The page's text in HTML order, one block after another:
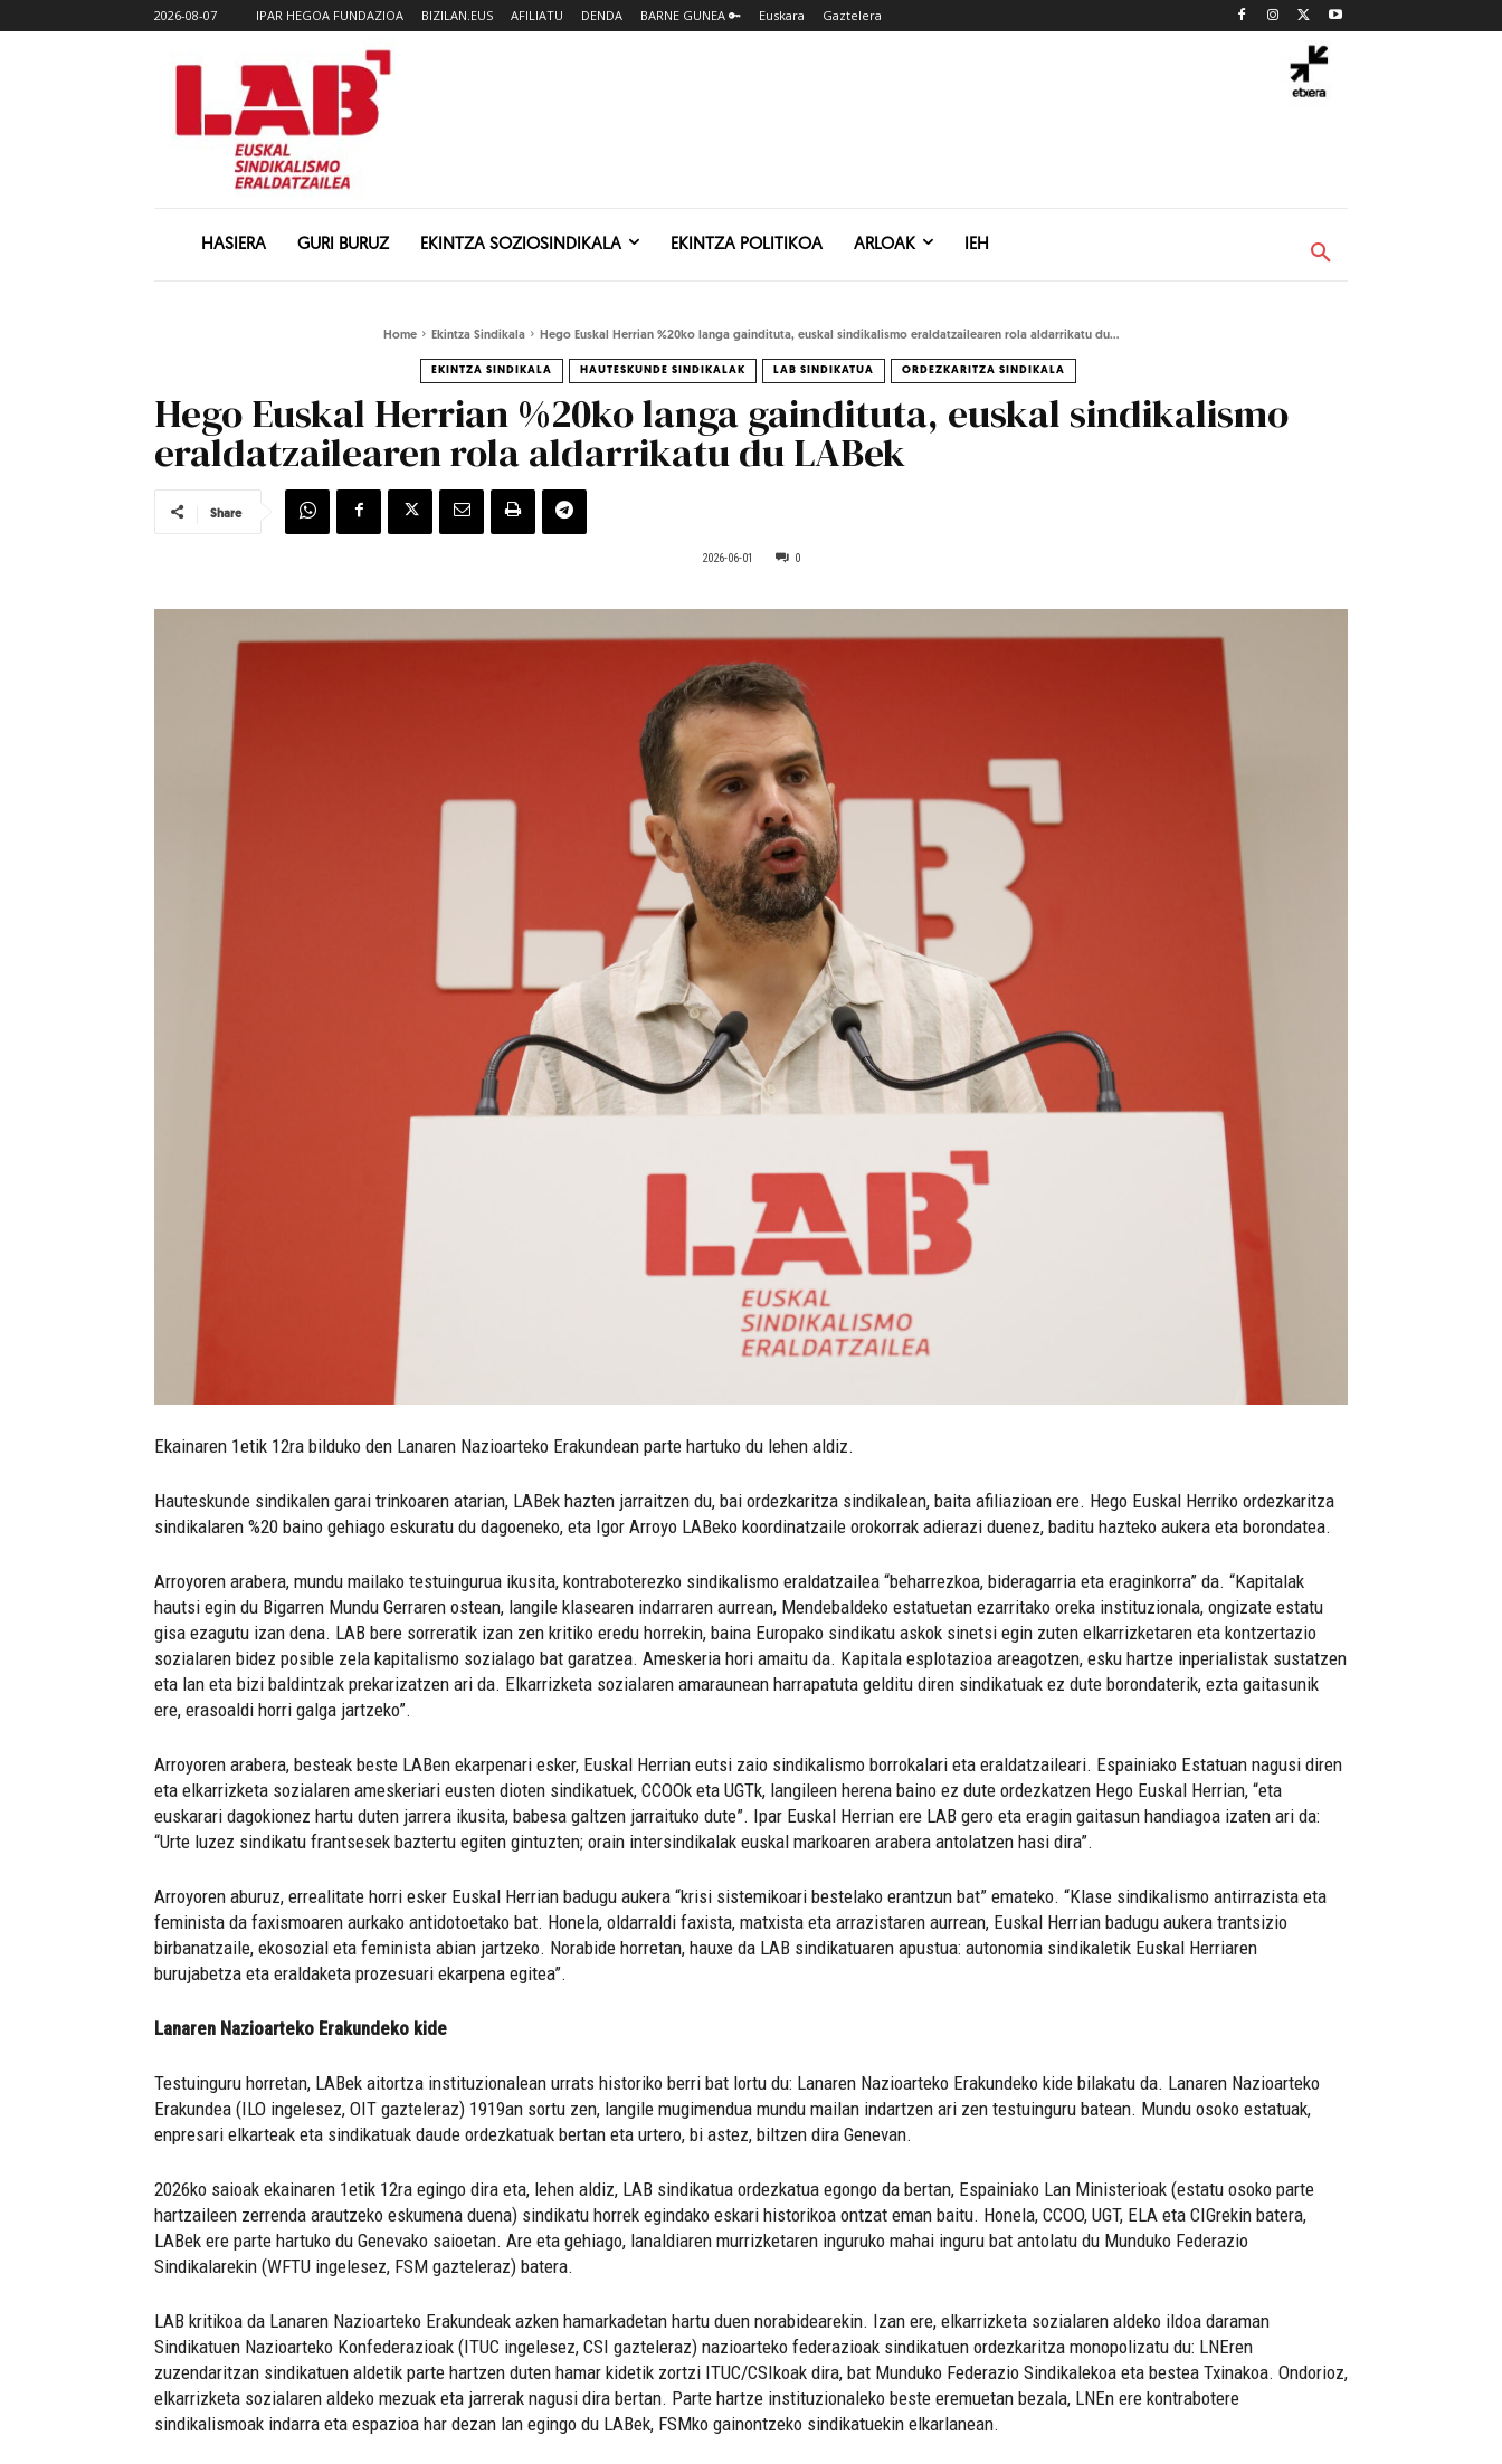
2026-08-07 IPAR HEGOA FUNDAZIOA BIZILAN.EUS AFILIATU DENDA BARNE GUNEA 🔑 Euskara Gaztelera
HASIERA GURI BURUZ EKINTZA SOZIOSINDIKALA EKINTZA POLITIKOA ARLOAK IEH
Home Ekintza Sindikala Hego Euskal Herrian %20ko langa gaindituta, euskal sindikalismo eraldatzailearen rola aldarrikatu du...
EKINTZA SINDIKALA HAUTESKUNDE SINDIKALAK LAB SINDIKATUA ORDEZKARITZA SINDIKALA
Hego Euskal Herrian %20ko langa gaindituta, euskal sindikalismo
eraldatzailearen rola aldarrikatu du LABek
Share
2026-06-01 0
Ekainaren 1etik 12ra bilduko den Lanaren Nazioarteko Erakundean parte hartuko du lehen aldiz.
Hauteskunde sindikalen garai trinkoaren atarian, LABek hazten jarraitzen du, bai ordezkaritza sindikalean, baita afiliazioan ere. Hego Euskal Herriko ordezkaritza
sindikalaren %20 baino gehiago eskuratu du dagoeneko, eta Igor Arroyo LABeko koordinatzaile orokorrak adierazi duenez, baditu hazteko aukera eta borondatea.
Arroyoren arabera, mundu mailako testuingurua ikusita, kontraboterezko sindikalismo eraldatzailea “beharrezkoa, bideragarria eta eraginkorra” da. “Kapitalak
hautsi egin du Bigarren Mundu Gerraren ostean, langile klasearen indarraren aurrean, Mendebaldeko estatuetan ezarritako oreka instituzionala, ongizate estatu
gisa ezagutu izan dena. LAB bere sorreratik izan zen kritiko eredu horrekin, baina Europako sindikatu askok sinetsi egin zuten elkarrizketaren eta kontzertazio
sozialaren bidez posible zela kapitalismo sozialago bat garatzea. Ameskeria hori amaitu da. Kapitala esplotazioa areagotzen, esku hartze inperialistak sustatzen
eta lan eta bizi baldintzak prekarizatzen ari da. Elkarrizketa sozialaren amaraunean harrapatuta gelditu diren sindikatuak ez dute borondaterik, ezta gaitasunik
ere, erasoaldi horri galga jartzeko”.
Arroyoren arabera, besteak beste LABen ekarpenari esker, Euskal Herrian eutsi zaio sindikalismo borrokalari eta eraldatzaileari. Espainiako Estatuan nagusi diren
eta elkarrizketa sozialaren ameskeriari eusten dioten sindikatuek, CCOOk eta UGTk, langileen herena baino ez dute ordezkatzen Hego Euskal Herrian, “eta
euskarari dagokionez hartu duten jarrera ikusita, babesa galtzen jarraituko dute”. Ipar Euskal Herrian ere LAB gero eta eragin gaitasun handiagoa izaten ari da:
“Urte luzez sindikatu frantsesek baztertu egiten gintuzten; orain intersindikalak euskal markoaren arabera antolatzen hasi dira”.
Arroyoren aburuz, errealitate horri esker Euskal Herrian badugu aukera “krisi sistemikoari bestelako erantzun bat” emateko. “Klase sindikalismo antirrazista eta
feminista da faxismoaren aurkako antidotoetako bat. Honela, oldarraldi faxista, matxista eta arrazistaren aurrean, Euskal Herrian badugu aukera trantsizio
birbanatzaile, ekosozial eta feminista abian jartzeko. Norabide horretan, hauxe da LAB sindikatuaren apustua: autonomia sindikaletik Euskal Herriaren
burujabetza eta eraldaketa prozesuari ekarpena egitea”.
Lanaren Nazioarteko Erakundeko kide
Testuinguru horretan, LABek aitortza instituzionalean urrats historiko berri bat lortu du: Lanaren Nazioarteko Erakundeko kide bilakatu da. Lanaren Nazioarteko
Erakundea (ILO ingelesez, OIT gazteleraz) 1919an sortu zen, langile mugimendua mundu mailan indartzen ari zen testuinguru batean. Mundu osoko estatuak,
enpresari elkarteak eta sindikatuak daude ordezkatuak bertan eta urtero, bi astez, biltzen dira Genevan.
2026ko saioak ekainaren 1etik 12ra egingo dira eta, lehen aldiz, LAB sindikatua ordezkatua egongo da bertan, Espainiako Lan Ministerioak (estatu osoko parte
hartzaileen zerrenda arautzeko eskumena duena) sindikatu horrek egindako eskari historikoa ontzat eman baitu. Honela, CCOO, UGT, ELA eta CIGrekin batera,
LABek ere parte hartuko du Genevako saioetan. Are eta gehiago, lanaldiaren murrizketaren inguruko mahai inguru bat antolatu du Munduko Federazio
Sindikalarekin (WFTU ingelesez, FSM gazteleraz) batera.
LAB kritikoa da Lanaren Nazioarteko Erakundeak azken hamarkadetan hartu duen norabidearekin. Izan ere, elkarrizketa sozialaren aldeko ildoa daraman
Sindikatuen Nazioarteko Konfederazioak (ITUC ingelesez, CSI gazteleraz) nazioarteko federazioak sindikatuen ordezkaritza monopolizatu du: LNEren
zuzendaritzan sindikatuen aldetik parte hartzen duten hamar kidetik zortzi ITUC/CSIkoak dira, bat Munduko Federazio Sindikalekoa eta bestea Txinakoa. Ondorioz,
elkarrizketa sozialaren aldeko mezuak eta jarrerak nagusi dira bertan. Parte hartze instituzionaleko beste eremuetan bezala, LNEn ere kontrabotere
sindikalismoak indarra eta espazioa har dezan lan egingo du LABek, FSMko gainontzeko sindikatuekin elkarlanean.